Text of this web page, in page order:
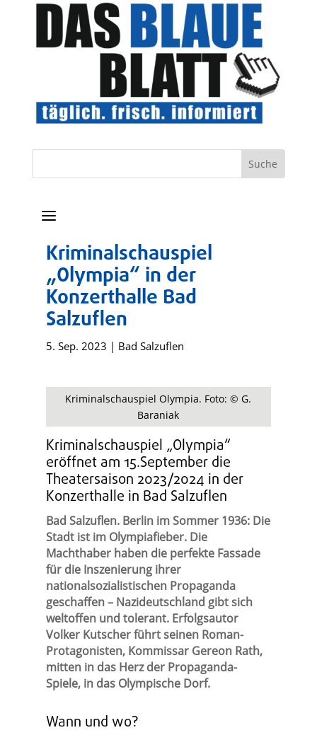
a
Kriminalschauspiel
„Olympia“ in der
Konzerthalle Bad
Salzuflen
5. Sep. 2023 | Bad Salzuflen
Kriminalschauspiel Olympia. Foto: © G.
Baraniak
Kriminalschauspiel „Olympia“
eröffnet am 15.September die
Theatersaison 2023/2024 in der
Konzerthalle in Bad Salzuflen
Bad Salzuflen. Berlin im Sommer 1936: Die
Stadt ist im Olympiafieber. Die
Machthaber haben die perfekte Fassade
für die Inszenierung ihrer
nationalsozialistischen Propaganda
geschaffen – Nazideutschland gibt sich
weltoffen und tolerant. Erfolgsautor
Volker Kutscher führt seinen Roman-
Protagonisten, Kommissar Gereon Rath,
mitten in das Herz der Propaganda-
Spiele, in das Olympische Dorf.
Wann und wo?